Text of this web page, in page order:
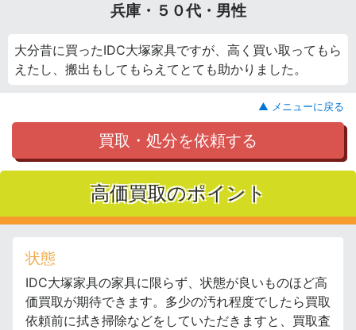
兵庫・５０代・男性
大分昔に買ったIDC大塚家具ですが、高く買い取ってもら
えたし、搬出もしてもらえてとても助かりました。
▲ メニューに戻る
買取・処分を依頼する
高価買取のポイント
状態
IDC大塚家具の家具に限らず、状態が良いものほど高
価買取が期待できます。多少の汚れ程度でしたら買取
依頼前に拭き掃除などをしていただきますと、買取査